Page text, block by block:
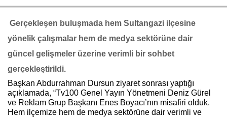
Gerçekleşen buluşmada hem Sultangazi ilçesine
yönelik çalışmalar hem de medya sektörüne dair
güncel gelişmeler üzerine verimli bir sohbet
gerçekleştirildi.
Başkan Abdurrahman Dursun ziyaret sonrası yaptığı
açıklamada, “Tv100 Genel Yayın Yönetmeni Deniz Gürel
ve Reklam Grup Başkanı Enes Boyacı’nın misafiri olduk.
Hem ilçemize hem de medya sektörüne dair verimli ve